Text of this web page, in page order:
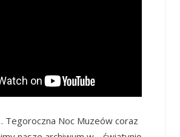
Noc Muzeów coraz